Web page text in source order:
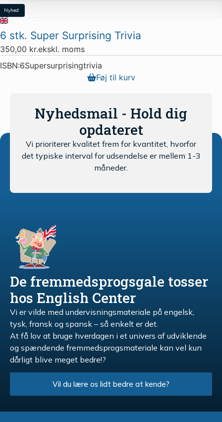
Nyhed
Restparti
8 stk. tilbage
6 stk. Super Surprising Trivia
350,00 kr.ekskl. moms
ISBN:6Supersurprisingtrivia
Føj til kurv
Nyhedsmail - Hold dig
opdateret
Vi prioriterer kvalitet frem for kvantitet, hvorfor
det typiske interval for udsendelse er mellem 1-3
måneder.
De fremmedsprogsgale tosser
hos English Center
Vi er vilde med undervisningsmateriale på engelsk,
tysk, fransk og spansk – så enkelt er det.
At få lov at bruge hverdagen i et univers af udviklende
og spændende fremmedsprogsmateriale kan vel kun
dårligt blive meget bedre!?
Vil du lære os lidt bedre at kende?